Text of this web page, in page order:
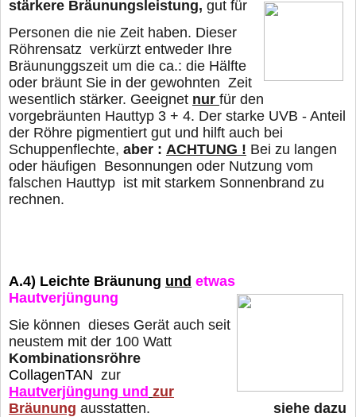
stärkere Bräunungsleistung, gut für
Personen die nie Zeit haben. Dieser
Röhrensatz verkürzt entweder Ihre
Bräununggszeit um die ca.: die Hälfte
oder bräunt Sie in der gewohnten Zeit
wesentlich stärker. Geeignet nur für den
vorgebräunten Hauttyp 3 + 4. Der starke UVB - Anteil
der Röhre pigmentiert gut und hilft auch bei
Schuppenflechte, aber : ACHTUNG ! Bei zu langen
oder häufigen Besonnungen oder Nutzung vom
falschen Hauttyp ist mit starkem Sonnenbrand zu
rechnen.
A.4) Leichte Bräunung und etwas
Hautverjüngung
Sie können dieses Gerät auch seit
neustem mit der 100 Watt
Kombinationsröhre
CollagenTAN zur
Hautverjüngung und zur
Bräunung ausstatten. siehe dazu